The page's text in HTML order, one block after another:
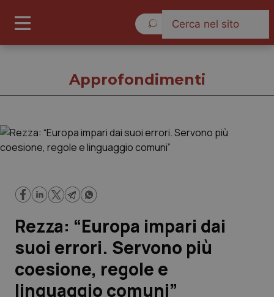
Governo e Parlamento
Regioni e Asl
Lavoro e Professioni
Approfondimenti
Rezza: “Europa impari dai
suoi errori. Servono più
coesione, regole e
linguaggio comuni”